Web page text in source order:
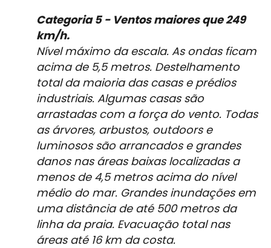
Categoria 5 - Ventos maiores que 249
km/h.
Nível máximo da escala. As ondas ficam
acima de 5,5 metros. Destelhamento
total da maioria das casas e prédios
industriais. Algumas casas são
arrastadas com a força do vento. Todas
as árvores, arbustos, outdoors e
luminosos são arrancados e grandes
danos nas áreas baixas localizadas a
menos de 4,5 metros acima do nível
médio do mar. Grandes inundações em
uma distância de até 500 metros da
linha da praia. Evacuação total nas
áreas até 16 km da costa.